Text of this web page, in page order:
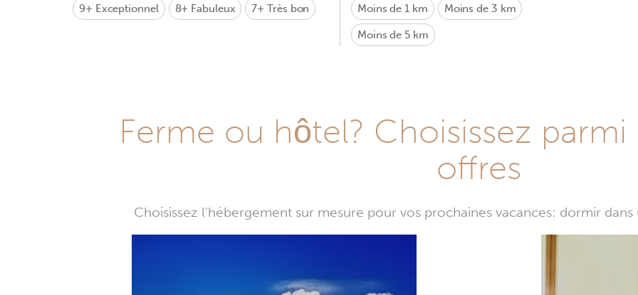
9+ Exceptionnel 8+ Fabuleux 7+Très bon Moins de 1 km Moins de 3 km
Moins de 5 km
Ferme ou hôtel? Choisissez
offres
Choisissez l'hébergement sur mesure pour vos prochaines vacances: dormir